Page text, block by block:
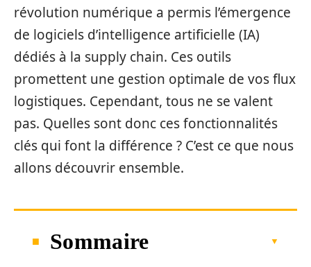
révolution numérique a permis l’émergence
de logiciels d’intelligence artificielle (IA)
dédiés à la supply chain. Ces outils
promettent une gestion optimale de vos flux
logistiques. Cependant, tous ne se valent
pas. Quelles sont donc ces fonctionnalités
clés qui font la différence ? C’est ce que nous
allons découvrir ensemble.
Sommaire